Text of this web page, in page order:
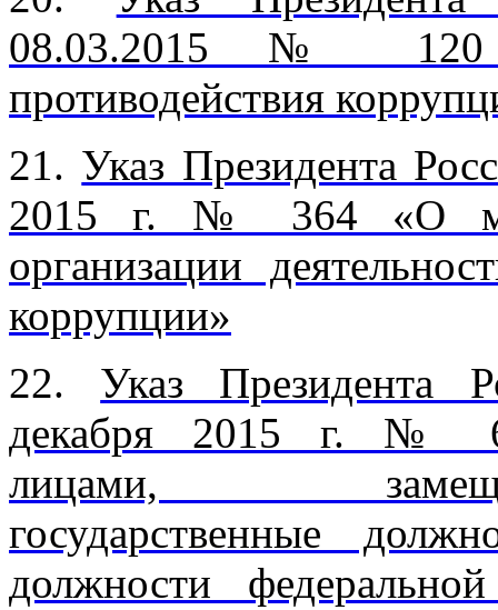
08.03.2015 № 120
противодействия
21. Указ Президента
2015 г. № 364 «О
организации
коррупции»
22. Указ Президента
декабря 2015 г. №
лицами,
государственные
должности